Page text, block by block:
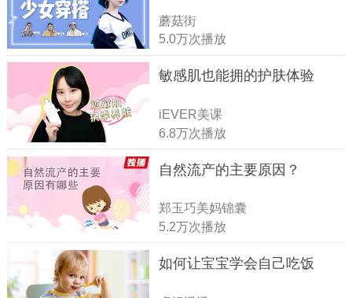
蘑菇街
5.0万次播放
敏感肌也能拥的护肤体验
iEVER美课
6.8万次播放
自然流产的主要原因？
郑玉巧美妈锦囊
5.2万次播放
如何让宝宝学会自己吃饭